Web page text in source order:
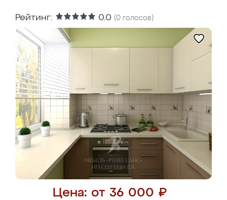
Рейтинг: 0.0 (0 голосов)
Цена: от 36 000 ₽